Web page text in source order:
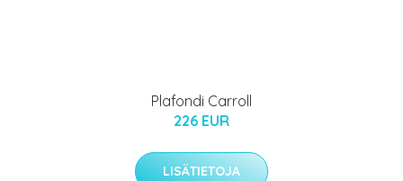
Plafondi Carroll
226 EUR
LISÄTIETOJA